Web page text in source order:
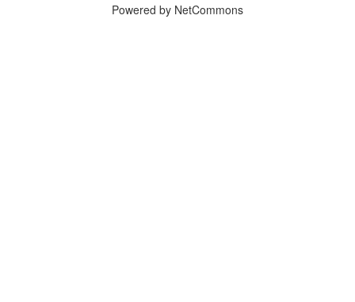
Powered by NetCommons